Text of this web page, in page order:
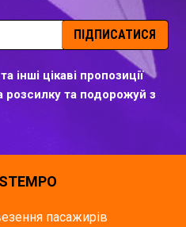
ПІДПИСАТИСЯ
інші цікаві пропозиції
та подорожуй з
пасажирів